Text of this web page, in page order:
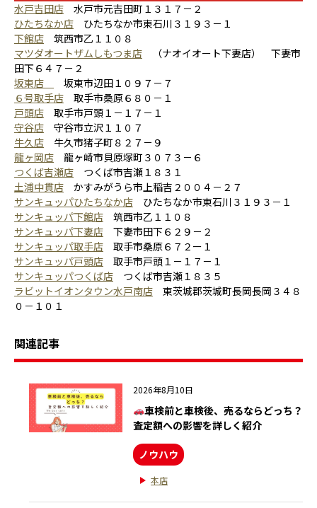
水戸吉田店 水戸市元吉田町１３１７－２
ひたちなか店 ひたちなか市東石川３１９３－１
下館店 筑西市乙１１０８
マツダオートザムしもつま店 （ナオイオート下妻店） 下妻市
田下６４７－２
坂東店
坂東市辺田１０９７－７
６号取手店 取手市桑原６８０－１
戸頭店 取手市戸頭１－１７－１
守谷店 守谷市立沢１１０７
牛久店 牛久市猪子町８２７－９
龍ヶ岡店 龍ヶ崎市貝原塚町３０７３－６
つくば吉瀬店 つくば市吉瀬１８３１
土浦中貫店 かすみがうら市上稲吉２００４－２７
サンキュッパひたちなか店 ひたちなか市東石川３１９３－１
サンキュッパ下館店 筑西市乙１１０８
サンキュッパ下妻店 下妻市田下６２９－２
サンキュッパ取手店 取手市桑原６７２ー１
サンキュッパ戸頭店 取手市戸頭１－１７－１
サンキュッパつくば店 つくば市吉瀬１８３５
ラビットイオンタウン水戸南店 東茨城郡茨城町長岡長岡３４８
０－１０１
関連記事
2026年8月10日
車検前と車検後、売るならどっち？
査定額への影響を詳しく紹介
ノウハウ
本店